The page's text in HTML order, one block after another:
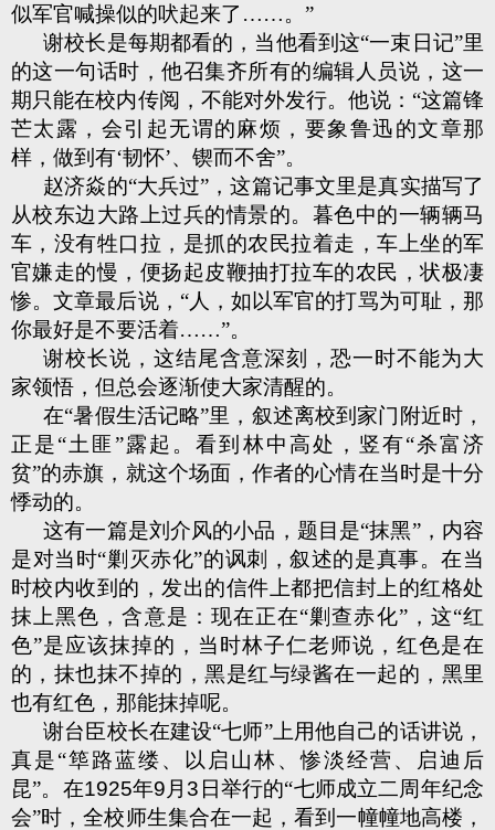
似军官喊操似的吠起来了……。”
谢校长是每期都看的，当他看到这“一束日记”里
的这一句话时，他召集齐所有的编辑人员说，这一
期只能在校内传阅，不能对外发行。他说：“这篇锋
芒太露，会引起无谓的麻烦，要象鲁迅的文章那
样，做到有‘韧怀’、锲而不舍”。
赵济焱的“大兵过”，这篇记事文里是真实描写了
从校东边大路上过兵的情景的。暮色中的一辆辆马
车，没有牲口拉，是抓的农民拉着走，车上坐的军
官嫌走的慢，便扬起皮鞭抽打拉车的农民，状极凄
惨。文章最后说，“人，如以军官的打骂为可耻，那
你最好是不要活着……”。
谢校长说，这结尾含意深刻，恐一时不能为大
家领悟，但总会逐渐使大家清醒的。
在“暑假生活记略”里，叙述离校到家门附近时，
正是“土匪”露起。看到林中高处，竖有“杀富济
贫”的赤旗，就这个场面，作者的心情在当时是十分
悸动的。
这有一篇是刘介风的小品，题目是“抹黑”，内容
是对当时“剿灭赤化”的讽刺，叙述的是真事。在当
时校内收到的，发出的信件上都把信封上的红格处
抹上黑色，含意是：现在正在“剿查赤化”，这“红
色”是应该抹掉的，当时林子仁老师说，红色是在
的，抹也抹不掉的，黑是红与绿酱在一起的，黑里
也有红色，那能抹掉呢。
谢台臣校长在建设“七师”上用他自己的话讲说，
真是“筚路蓝缕、以启山林、惨淡经营、启迪后
昆”。在1925年9 月3 日举行的“七师成立二周年纪念
会”时，全校师生集合在一起，看到一幢幢地高楼，